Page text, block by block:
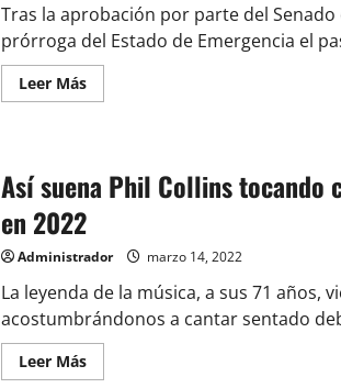
cabeza!!!
Tras la aprobación por parte del Senado
prórroga del Estado de Emergencia el
Leer MásLeer
más
confirma
que
no
se
extenderá
el
Estado
de
Excepción
en
la
Macrozona
Sur
Así suena Phil Collins tocando
en 2022
Administrador marzo 14, 2022
La leyenda de la música, a sus 71 años,
acostumbrándonos a cantar sentado
Leer MásLeer
más